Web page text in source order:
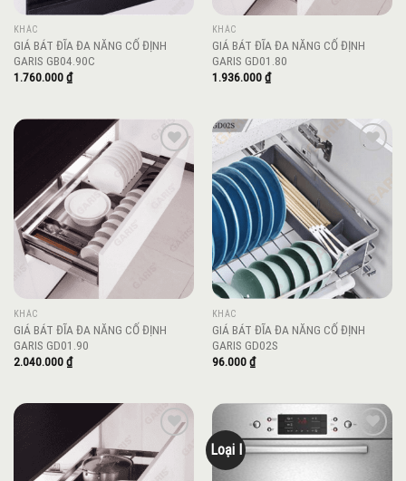
KHÁC
GIÁ BÁT ĐĨA ĐA NĂNG CỐ ĐỊNH
GARIS GB04.90C
1.760.000₫
KHÁC
GIÁ BÁT ĐĨA ĐA NĂNG CỐ ĐỊNH
GARIS GD01.80
1.936.000₫
Add to
wishlist
KHÁC
GIÁ BÁT ĐĨA ĐA NĂNG CỐ ĐỊNH
GARIS GD01.90
2.040.000₫
KHÁC
GIÁ BÁT ĐĨA ĐA NĂNG CỐ ĐỊNH
GARIS GD02S
96.000₫
Add to
wishlist
Loại I
Add to